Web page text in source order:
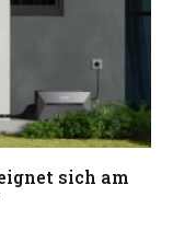
sich am